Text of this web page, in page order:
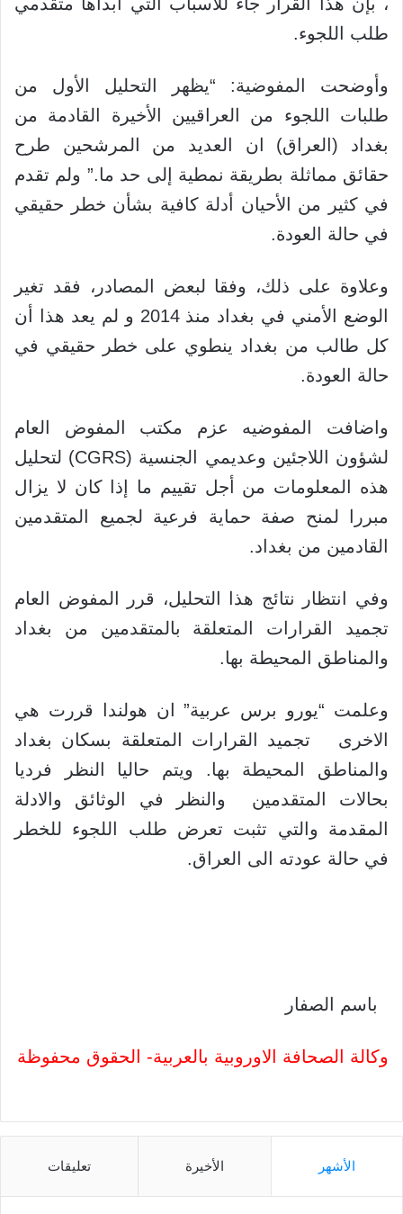
طلب اللجوء.
وأوضحت المفوضية: “يظهر التحليل الأول من
طلبات اللجوء من العراقيين الأخيرة القادمة من
بغداد (العراق) ان العديد من المرشحين طرح
حقائق مماثلة بطريقة نمطية إلى حد ما.” ولم تقدم
في كثير من الأحيان أدلة كافية بشأن خطر حقيقي
في حالة العودة.
وعلاوة على ذلك، وفقا لبعض المصادر، فقد تغير
الوضع الأمني في بغداد منذ 2014 و لم يعد هذا أن
كل طالب من بغداد ينطوي على خطر حقيقي في
حالة العودة.
واضافت المفوضيه عزم مكتب المفوض العام
لشؤون اللاجئين وعديمي الجنسية (CGRS) لتحليل
هذه المعلومات من أجل تقييم ما إذا كان لا يزال
مبررا لمنح صفة حماية فرعية لجميع المتقدمين
القادمين من بغداد.
وفي انتظار نتائج هذا التحليل، قرر المفوض العام
تجميد القرارات المتعلقة بالمتقدمين من بغداد
والمناطق المحيطة بها.
وعلمت “يورو برس عربية” ان هولندا قررت هي
الاخرى تجميد القرارات المتعلقة بسكان بغداد
والمناطق المحيطة بها. ويتم حاليا النظر فرديا
بحالات المتقدمين والنظر في الوثائق والادلة
المقدمة والتي تثبت تعرض طلب اللجوء للخطر
في حالة عودته الى العراق.
باسم الصفار
وكالة الصحافة الاوروبية بالعربية- الحقوق محفوظة
الأشهر الأخيرة تعليقات